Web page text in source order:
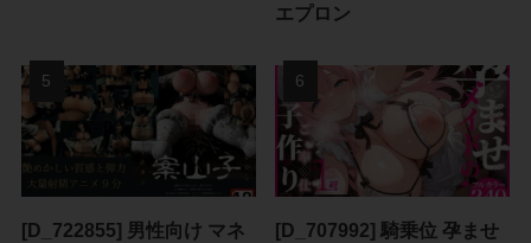
エプロン
[D_722855] 男性向け マネ
[D_707992] 騎乗位 孕ませ